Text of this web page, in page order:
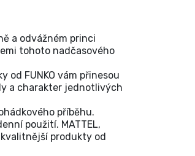
a odvážném princi
tohoto nadčasového
od FUNKO vám přinesou
a charakter jednotlivých
příběhu.
použití. MATTEL,
produkty od